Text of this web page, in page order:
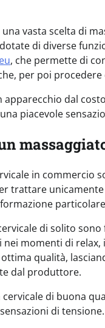
vasta scelta di
di diverse
, che permette di
per poi procedere
dal
piacevole
in commercio
trattare
di solito
momenti di
qualità,
dal produttore.
cervicale di buona
di tensione.